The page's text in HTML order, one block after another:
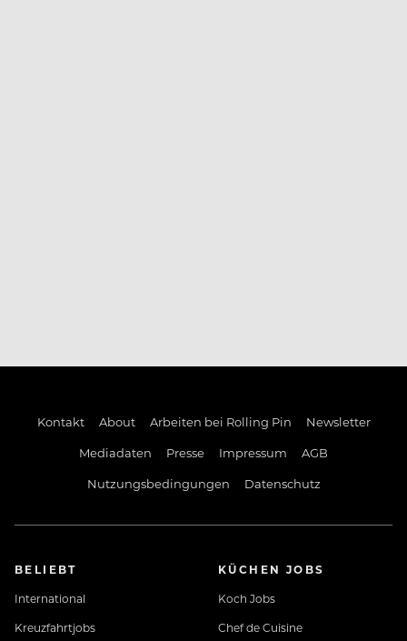
Kontakt About Arbeiten bei Rolling Pin
Newsletter
Mediadaten
Presse Impressum
AGB
Nutzungsbedingungen
Datenschutz
BELIEBT
International
Kreuzfahrtjobs
KÜCHEN JOBS
Koch Jobs
Chef de Cuisine